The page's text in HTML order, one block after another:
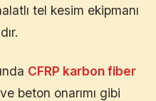
tel kesim ekipmanı
CFRP karbon fiber
beton onarımı gibi